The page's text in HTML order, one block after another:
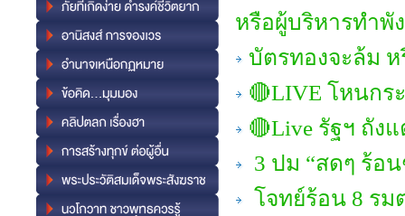
หรือผู้บริหารทำพั
บัตรทองจะล้ม
🔴LIVE โหนกร
🔴Live รัฐฯ ถัง
3 ปม “สดๆ ร้อ
โจทย์ร้อน 8 รม